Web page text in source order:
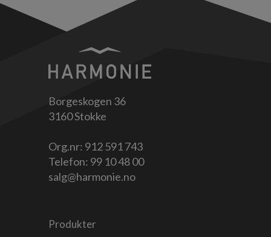
Borgeskogen 36
3160 Stokke
Org.nr: 912 591 743
Telefon: 99 10 48 00
salg@harmonie.no
Produkter